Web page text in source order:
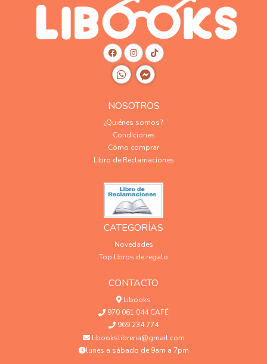
NOSOTROS
¿Quiénes somos?
Condiciones
Cómo comprar
Libro de Reclamaciones
CATEGORÍAS
Novedades
Top libros de regalo
CONTACTO
Libooks
970 061 044 CAFÉ
969 234 774
libookslibreria@gmail.com
lunes a sábado de 9am a 7pm